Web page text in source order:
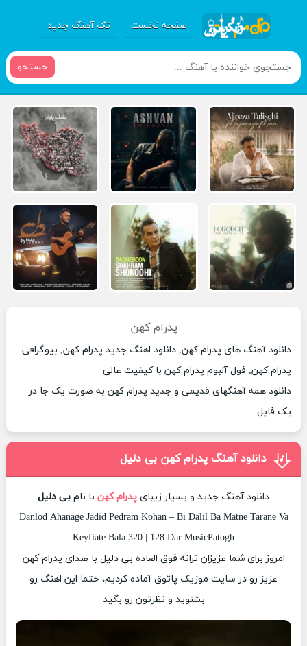
صفحه نخست تک آهنگ جدید
جستجو
پدرام کهن
دانلود آهنگ های پدرام کهن, دانلود اهنگ جدید پدرام کهن, بیوگرافی
پدرام کهن, فول آلبوم پدرام کهن با کیفیت عالی
دانلود همه آهنگهای قدیمی و جدید پدرام کهن به صورت یک جا در
یک فایل
دانلود آهنگ پدرام کهن بی دلیل
دانلود آهنگ جدید و بسیار زیبای پدرام کهن با نام بی دلیل
Danlod Ahanage Jadid Pedram Kohan – Bi Dalil Ba Matne Tarane Va
Keyfiate Bala 320 | 128 Dar MusicPatogh
امروز برای شما عزیزان ترانه فوق العاده بی دلیل با صدای پدرام کهن
عزیز رو در سایت موزیک پاتوق آماده کردیم، حتما این اهنگ رو
بشنوید و نظرتون رو بگید